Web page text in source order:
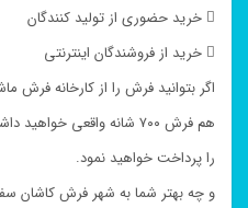
 خرید حضوری از تولید کنندگان
 خرید از فروشندگان اینترنتی
اگر بتوانید فرش را از کارخانه فرش
هم فرش ۷۰۰ شانه واقعی
را پرداخت خواهید نمود.
و چه بهتر شما به شهر فرش کاشان